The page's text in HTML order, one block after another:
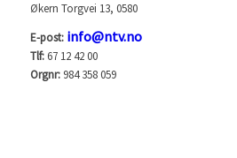
Økern Torgvei 13, 0580
E-post: info@ntv.no
Tlf:67 12 42 00
Orgnr:984 358 059